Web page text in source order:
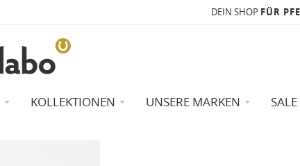
DEIN SHOP FÜR
KOLLEKTIONEN UNSERE MARKEN SALE